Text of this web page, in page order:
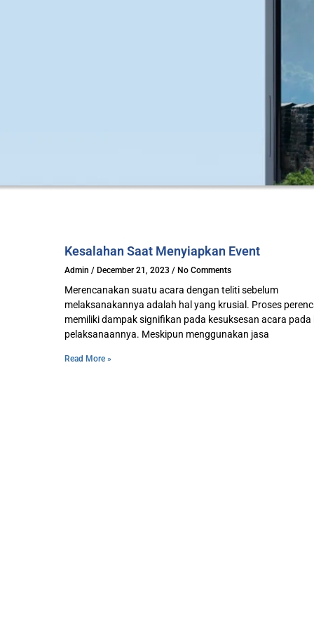
Kesalahan Saat Menyiapkan Event
Admin December 21, 2023 No Comments
Merencanakan suatu acara dengan teliti sebelum
melaksanakannya adalah hal yang krusial. Proses
memiliki dampak signifikan pada kesuksesan acara pada
pelaksanaannya. Meskipun menggunakan jasa
Read More »